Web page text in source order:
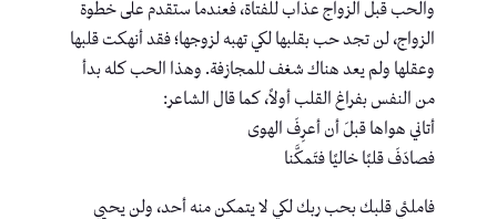
والحب قبل الزواج عذاب للفتاة، فعندما ستقدم على خطوة
الزواج، لن تجد حب بقلبها لكي تهبه لزوجها؛ فقد أنهكت قلبها
وعقلها ولم يعد هناك شغف للمجازفة. وهذا الحب كله بدأ
من النفس بفراغ القلب أولاً، كما قال الشاعر:
أتاني هواها قبلَ أن أعرِفَ الهوى
فصادَفَ قلبًا خاليًا فتَمكَّنا
فاملئي قلبك بحب ربك لكي لا يتمكن منه أحد، ولن يحيي